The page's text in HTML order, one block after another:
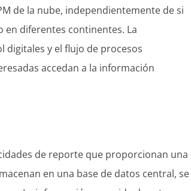
de la nube, independientemente de si
en diferentes continentes. La
digitales y el flujo de procesos
accedan a la información
de reporte que proporcionan una
en una base de datos central, se